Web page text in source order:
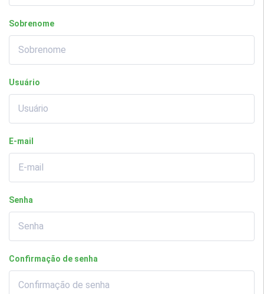
Sobrenome
Usuário
E-mail
Senha
Confirmação de senha